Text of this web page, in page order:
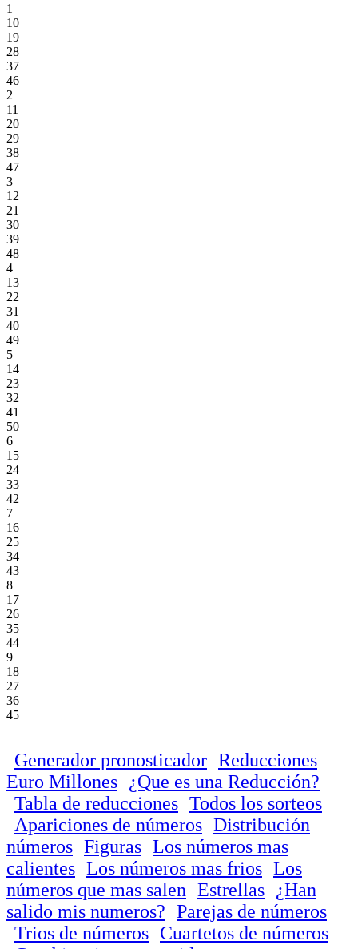
1
10
19
28
37
46
2
11
20
29
38
47
3
12
21
30
39
48
4
13
22
31
40
49
5
14
23
32
41
50
6
15
24
33
42
7
16
25
34
43
8
17
26
35
44
9
18
27
36
45
Generador pronosticador Reducciones
Euro Millones
¿Que es una Reducción?
Tabla de reducciones Todos los sorteos
Apariciones de números Distribución
números Figuras Los números mas
calientes Los números mas frios Los
números que mas salen Estrellas
¿Han
salido mis numeros? Parejas de números
Trios de números Cuartetos de números